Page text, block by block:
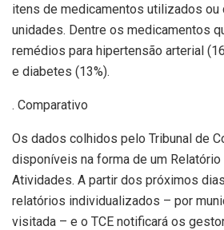
itens de medicamentos utilizados
unidades. Dentre os medicamentos
remédios para hipertensão arterial
e diabetes (13%).
. Comparativo
Os dados colhidos pelo Tribunal de
disponíveis na forma de um Relatório
Atividades. A partir dos próximos
relatórios individualizados – por
visitada – e o TCE notificará os